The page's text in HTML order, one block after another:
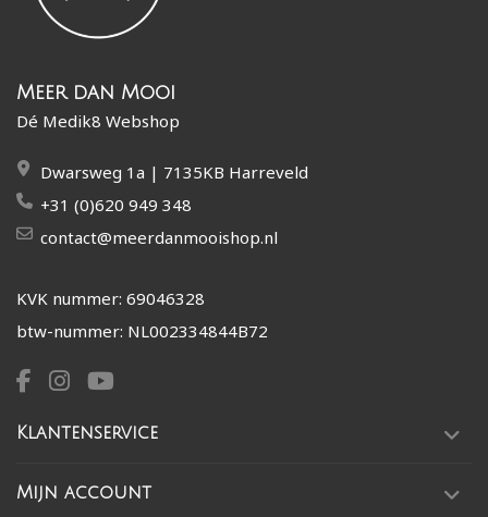
Meer dan Mooi
Dé Medik8 Webshop
Dwarsweg 1a | 7135KB Harreveld
+31 (0)620 949 348
contact@meerdanmooishop.nl
KVK nummer: 69046328
btw-nummer: NL002334844B72
Klantenservice
Mijn account